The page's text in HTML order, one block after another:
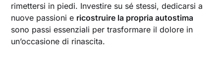
rimettersi in piedi. Investire su sé stessi, dedicarsi a
nuove passioni e ricostruire la propria autostima
sono passi essenziali per trasformare il dolore in
un’occasione di rinascita.